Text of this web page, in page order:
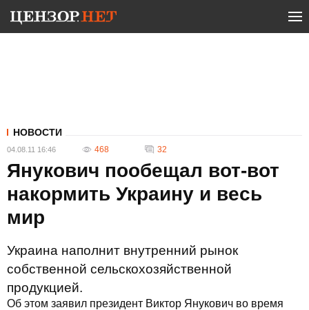
НОВОСТИ
04.08.11 16:46 468 32
Янукович пообещал вот-вот
накормить Украину и весь
мир
Украина наполнит внутренний рынок
собственной сельскохозяйственной
продукцией.
Об этом заявил президент Виктор Янукович во время